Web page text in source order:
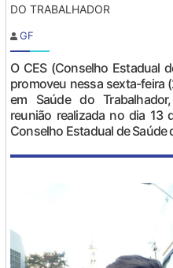
DO TRABALHADOR
GF
O CES (Conselho Estadual
promoveu nessa sexta-feira
em Saúde do
reunião realizada no dia 13
Conselho Estadual de Saúde